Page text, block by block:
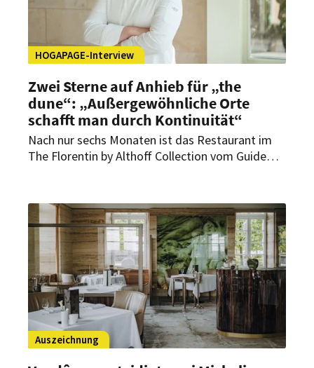
HOGAPAGE-Interview
Zwei Sterne auf Anhieb für „the
dune“: „Außergewöhnliche Orte
schafft man durch Kontinuität“
Nach nur sechs Monaten ist das Restaurant im
The Florentin by Althoff Collection vom Guide
spricht Küchenchef Niclas Nußbaumer über den
schnellen Erfolg, steigende Erwartungen und die
Bedeutung Frankfurts als Genussdestination.
Auszeichnung